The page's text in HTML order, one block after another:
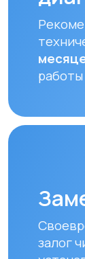
Оплата
Оплата
Мы
и быструю
в Алматы и по